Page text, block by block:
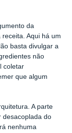
da
Aqui há um
basta divulgar a
não
coletar
que algum
A parte
desacoplada do
nenhuma